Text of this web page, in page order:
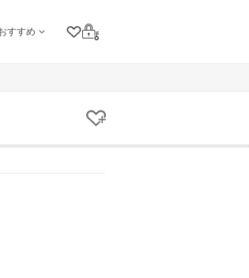
すすめ
クリップリスト
ログイン
クリップする